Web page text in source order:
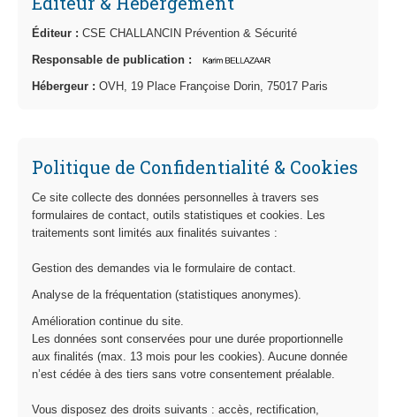
Éditeur : CSE CHALLANCIN Prévention & Sécurité
Responsable de publication :
Hébergeur : OVH, 19 Place Françoise Dorin, 75017 Paris
Politique de Confidentialité & Cookies
Ce site collecte des données personnelles à travers ses
formulaires de contact, outils statistiques et cookies. Les
traitements sont limités aux finalités suivantes :
Gestion des demandes via le formulaire de contact.
Analyse de la fréquentation (statistiques anonymes).
Amélioration continue du site.
Les données sont conservées pour une durée proportionnelle
aux finalités (max. 13 mois pour les cookies). Aucune donnée
n’est cédée à des tiers sans votre consentement préalable.
Vous disposez des droits suivants : accès, rectification,